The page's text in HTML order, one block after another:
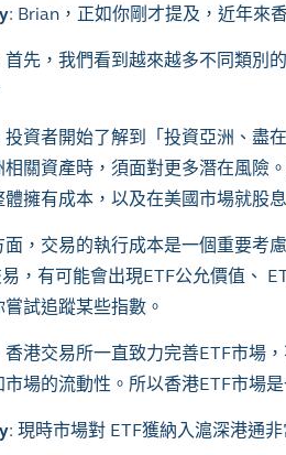
: Brian ，正如你剛才提及，近年來
首先，我們看到越來越多不同類別
投資者開始了解到「投資亞洲、盡
相關資產時，須面對更多潛在風險
體擁有成本，以及在美國市場就股
面，交易的執行成本是一個重要考
，有可能會出現ETF公允價值、
嘗試追蹤某些指數。
香港交易所一直致力完善ETF市場
市場的流動性。所以香港ETF市場
: 現時市場對 ETF獲納入滬深港通